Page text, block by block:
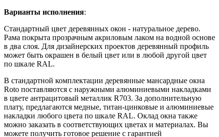
Варианты исполнения:
Стандартный цвет деревянных окон - натуральное дерево.
Рама покрыта прозрачным акриловым лаком на водной основе
в два слоя. Для дизайнерских проектов деревянный профиль
может быть окрашен в белый цвет или в любой другой цвет
по шкале RAL.
В стандартной комплектации деревянные мансардные окна
Roto поставляются с наружными алюминиевыми накладками
в цвете антрацитовый металлик R703. За дополнительную
плату, предлагаются медные, титан-цинковые и алюминиевые
накладки любого цвета по шкале RAL. Оклад окна также
можно заказать в соответствующих цветах и материалах. Вы
можете получить готовое решение с гарантией